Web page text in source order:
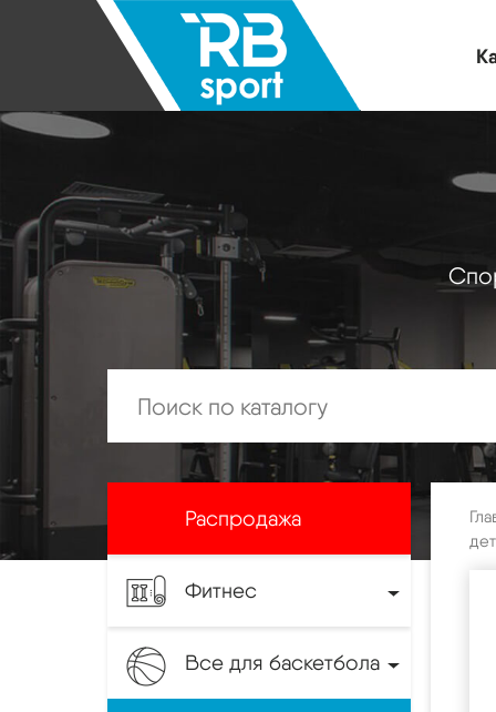
Распродажа
Фитнес
Все для баскетбола